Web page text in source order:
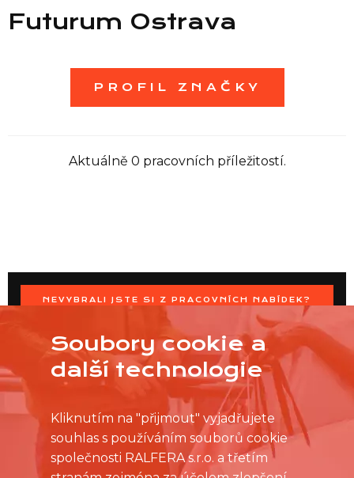
Futurum Ostrava
PROFIL ZNAČKY
Aktuálně 0 pracovních příležitostí.
NEVYBRALI JSTE SI Z PRACOVNÍCH NABÍDEK?
OSLOVTE PRODEJNU PŘÍMO S VAŠIMI ČASOVÝMI
MOŽNOSTMI
Soubory cookie a
další technologie
Kliknutím na "přijmout" vyjadřujete
souhlas s používáním souborů cookie
společnosti RALFERA s.r.o. a třetím